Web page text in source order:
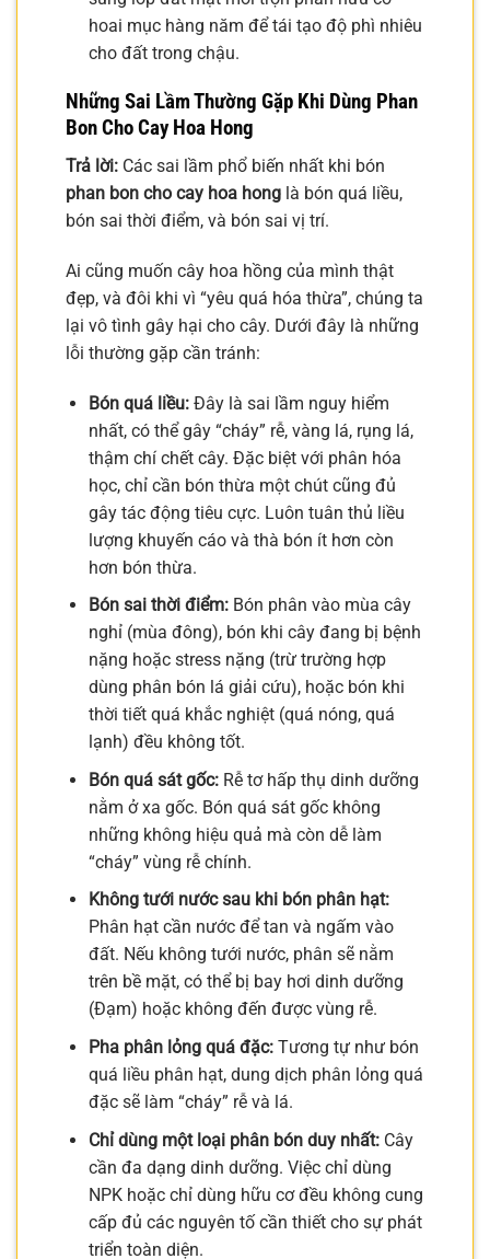
hoai mục hàng năm để tái tạo độ phì nhiêu
cho đất trong chậu.
Những Sai Lầm Thường Gặp Khi Dùng Phan
Bon Cho Cay Hoa Hong
Trả lời: Các sai lầm phổ biến nhất khi bón
phan bon cho cay hoa hong là bón quá liều,
bón sai thời điểm, và bón sai vị trí.
Ai cũng muốn cây hoa hồng của mình thật
đẹp, và đôi khi vì “yêu quá hóa thừa”, chúng ta
lại vô tình gây hại cho cây. Dưới đây là những
lỗi thường gặp cần tránh:
Bón quá liều:Đây là sai lầm nguy hiểm
nhất, có thể gây “cháy” rễ, vàng lá, rụng lá,
thậm chí chết cây. Đặc biệt với phân hóa
học, chỉ cần bón thừa một chút cũng đủ
gây tác động tiêu cực. Luôn tuân thủ liều
lượng khuyến cáo và thà bón ít hơn còn
hơn bón thừa.
Bón sai thời điểm:Bón phân vào mùa cây
nghỉ (mùa đông), bón khi cây đang bị bệnh
nặng hoặc stress nặng (trừ trường hợp
dùng phân bón lá giải cứu), hoặc bón khi
thời tiết quá khắc nghiệt (quá nóng, quá
lạnh) đều không tốt.
Bón quá sát gốc:Rễ tơ hấp thụ dinh dưỡng
nằm ở xa gốc. Bón quá sát gốc không
những không hiệu quả mà còn dễ làm
“cháy” vùng rễ chính.
Không tưới nước sau khi bón phân hạt:
Phân hạt cần nước để tan và ngấm vào
đất. Nếu không tưới nước, phân sẽ nằm
trên bề mặt, có thể bị bay hơi dinh dưỡng
(Đạm) hoặc không đến được vùng rễ.
Pha phân lỏng quá đặc:Tương tự như bón
quá liều phân hạt, dung dịch phân lỏng quá
đặc sẽ làm “cháy” rễ và lá.
Chỉ dùng một loại phân bón duy nhất:Cây
cần đa dạng dinh dưỡng. Việc chỉ dùng
NPK hoặc chỉ dùng hữu cơ đều không cung
cấp đủ các nguyên tố cần thiết cho sự phát
triển toàn diện.